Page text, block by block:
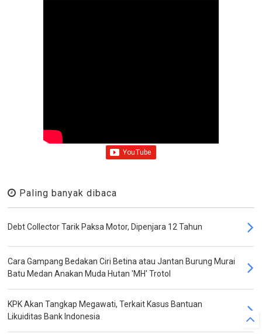
Paling banyak dibaca
Debt Collector Tarik Paksa Motor, Dipenjara 12 Tahun
Cara Gampang Bedakan Ciri Betina atau Jantan Burung Murai
Batu Medan Anakan Muda Hutan 'MH' Trotol
KPK Akan Tangkap Megawati, Terkait Kasus Bantuan
Likuiditas Bank Indonesia